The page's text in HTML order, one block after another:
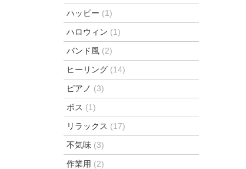
ハッピー (1)
ハロウィン (1)
バンド風 (2)
ヒーリング (14)
ピアノ (3)
ボス (1)
リラックス (17)
不気味 (3)
作業用 (2)